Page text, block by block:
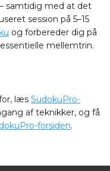
samtidig med at det
session på 5–15
og forbereder dig på
mellemtrin.
læs SudokuPro-
af teknikker, og få
forsiden.